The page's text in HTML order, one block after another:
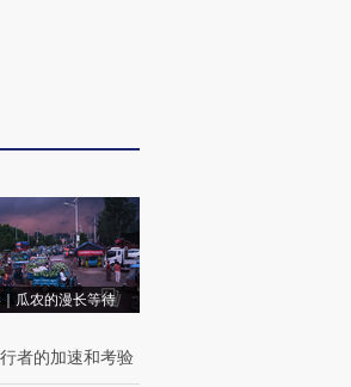
瓜农的漫长等待
者的加速和考验